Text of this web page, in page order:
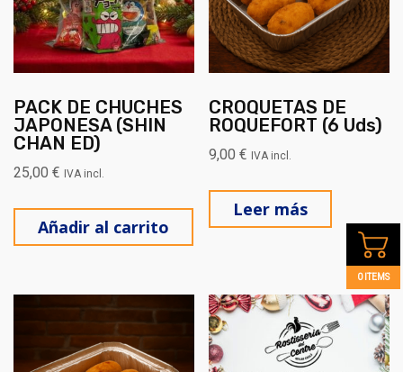
PACK DE CHUCHES
JAPONESA (SHIN
CHAN ED)
25,00 € IVA incl.
Añadir al carrito
CROQUETAS DE
ROQUEFORT (6 Uds)
9,00€ IVA incl.
Leer más
0 ITEMS